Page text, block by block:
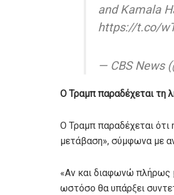
and Kamala
https://t.co/
— CBS News
Ο Τραμπ παραδέχεται τη
Ο Τραμπ παραδέχεται ότι
μετάβαση», σύμφωνα με
«Αν και διαφωνώ πλήρως
ωστόσο θα υπάρξει